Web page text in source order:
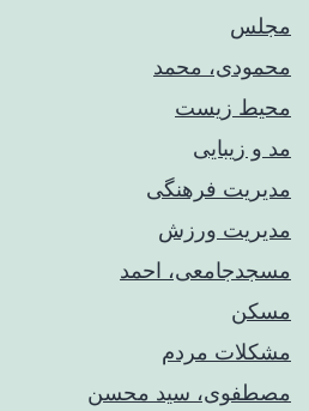
مجلس
محمودی، محمد
محیط زیست
مد و زیبایی
مدیریت فرهنگی
مدیریت ورزش
مسجدجامعی، احمد
مسکن
مشکلات مردم
مصطفوی، سید محسن